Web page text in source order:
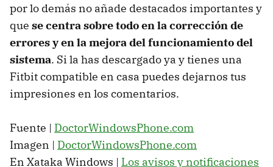
por lo demás no añade destacados importantes y
que se centra sobre todo en la corrección de
errores y en la mejora del funcionamiento del
sistema. Si la has descargado ya y tienes una
Fitbit compatible en casa puedes dejarnos tus
impresiones en los comentarios.
Fuente | DoctorWindowsPhone.com
Imagen | DoctorWindowsPhone.com
En Xataka Windows | Los avisos y notificaciones